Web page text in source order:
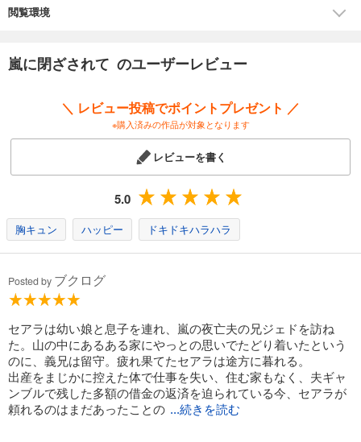
閲覧環境
嵐に閉ざされて のユーザーレビュー
＼ レビュー投稿でポイントプレゼント ／
※購入済みの作品が対象となります
レビューを書く
5.0
胸キュン ハッピー ドキドキハラハラ
Posted by ブクログ
セアラは幼い娘と息子を連れ、嵐の夜亡夫の兄ジェドを訪ね
た。山の中にあるある家にやっとの思いでたどり着いたという
のに、義兄は留守。疲れ果てたセアラは途方に暮れる。
出産をまじかに控えた体で仕事を失い、住む家もなく、夫ギャ
ンブルで残した多額の借金の返済を迫られている今、セアラが
頼れるのはまだあったことの ...続きを読む